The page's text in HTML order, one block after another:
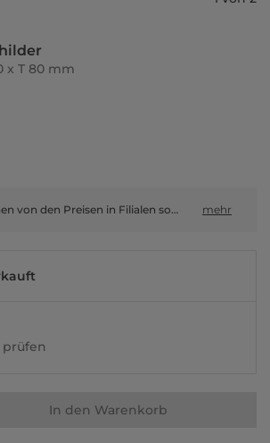
x T 80 mm
Online-Preise können von den Preisen in Filialen sowie Shop-in-Shop-Flächen abweichen. mehr
In den Warenkorb